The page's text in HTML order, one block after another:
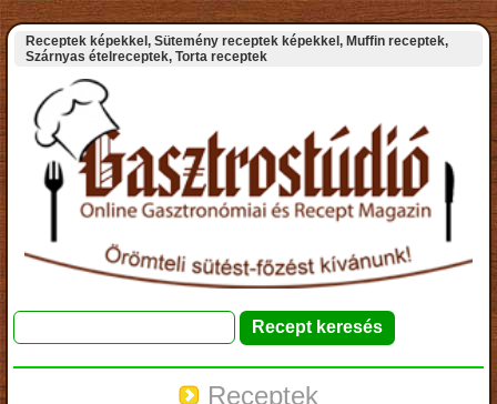
Receptek képekkel, Sütemény receptek képekkel, Muffin receptek,
Szárnyas ételreceptek, Torta receptek
Receptek